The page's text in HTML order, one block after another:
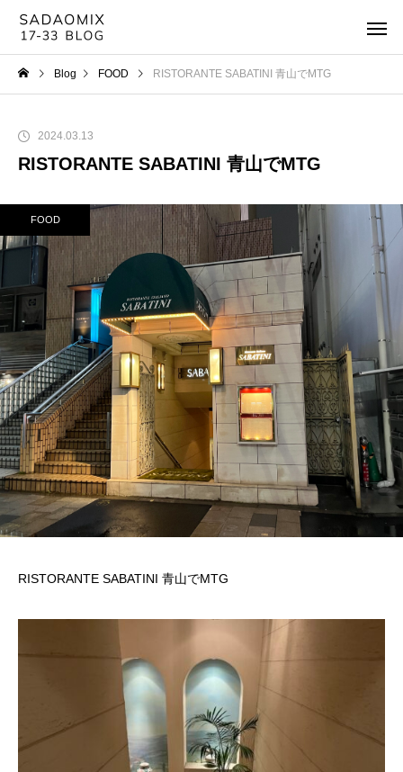
Blog FOOD RISTORANTE SABATINI 青山でMTG
2024.03.13
RISTORANTE SABATINI 青山でMTG
FOOD
RISTORANTE SABATINI 青山でMTG